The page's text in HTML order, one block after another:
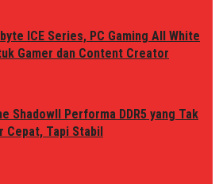
ICE Series, PC Gaming All White
Gamer dan Content Creator
ShadowII Performa DDR5 yang Tak
Cepat, Tapi Stabil